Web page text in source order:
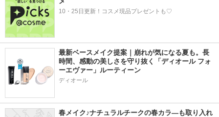
10・25日更新！コスメ現品プレゼントも♡
最新ベースメイク提案｜崩れが気になる夏も。長
時間、感動の美しさを守り抜く「ディオール フォ
ーエヴァー」ルーティーン
ディオール
春メイク♪ナチュラルチークの春カラ―も取り入れ